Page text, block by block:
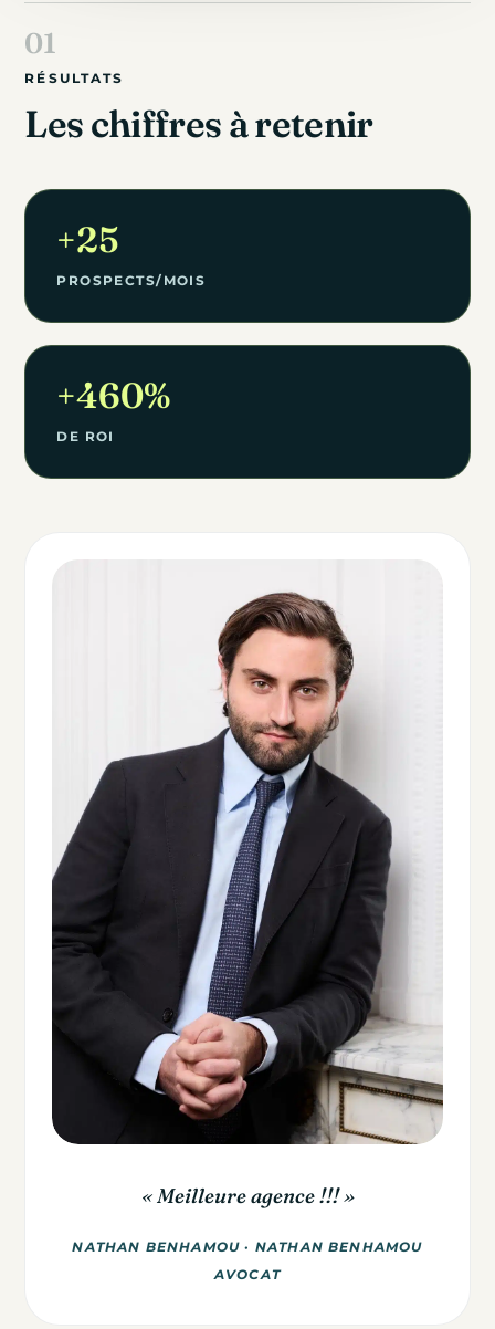
RÉSULTATS
Les chiffres à retenir
+25
PROSPECTS/MOIS
+460%
DE ROI
« Meilleure agence !!! »
NATHAN BENHAMOU · NATHAN BENHAMOU
AVOCAT